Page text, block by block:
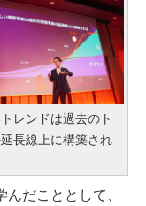
トレンドは過去のト
長線上に構築され
だこととして、